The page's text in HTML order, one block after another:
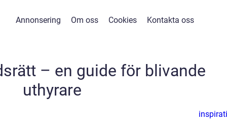
Annonsering Om oss Cookies Kontakta oss
– en guide för blivande
uthyrare